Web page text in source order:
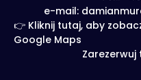
e-mail:
👉 Kliknij tutaj, aby
Google Maps